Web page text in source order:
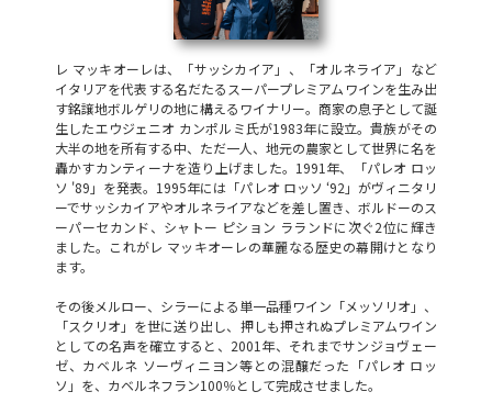
レ マッキオーレは、「サッシカイア」、「オルネライア」など
イタリアを代表する名だたるスーパープレミアムワインを生み出
す銘譲地ボルゲリの地に構えるワイナリー。商家の息子として誕
生したエウジェニオ カンポルミ氏が1983年に設立。貴族がその
大半の地を所有する中、ただ一人、地元の農家として世界に名を
轟かすカンティーナを造り上げました。1991年、「パレオ ロッ
ソ '89」を発表。1995年には「パレオ ロッソ ‘92」がヴィニタリ
ーでサッシカイアやオルネライアなどを差し置き、ボルドーのス
ーパーセカンド、シャトー ピション ラランドに次ぐ2位に輝き
ました。これがレ マッキオーレの華麗なる歴史の幕開けとなり
ます。
その後メルロー、シラーによる単一品種ワイン「メッソリオ」、
「スクリオ」を世に送り出し、押しも押されぬプレミアムワイン
としての名声を確立すると、2001年、それまでサンジョヴェー
ゼ、カベルネ ソーヴィニヨン等との混醸だった「パレオ ロッ
ソ」を、カベルネフラン100％として完成させました。